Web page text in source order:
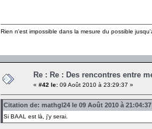
Rien n'est impossible dans la mesure du possible
Re : Re : Des rencontres entre
« #42 le: 09 Août 2010 à 23:29:37 »
Citation de: mathgl24 le 09 Août 2010 à 21:04:37
Si BAAL est là, j'y serai.